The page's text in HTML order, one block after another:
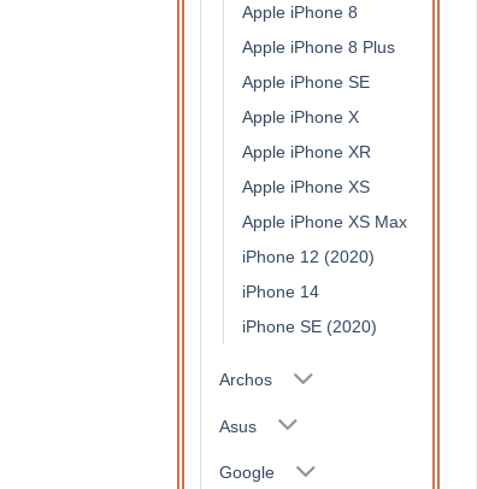
Apple iPhone 8
Apple iPhone 8 Plus
Apple iPhone SE
Apple iPhone X
Apple iPhone XR
Apple iPhone XS
Apple iPhone XS Max
iPhone 12 (2020)
iPhone 14
iPhone SE (2020)
Archos
Asus
Google
dorées pour Apple iPhone 5
APPLE IPHONE 5
en silicone flexible
transparent pour iPhone 5 (
contours argent )
9,50